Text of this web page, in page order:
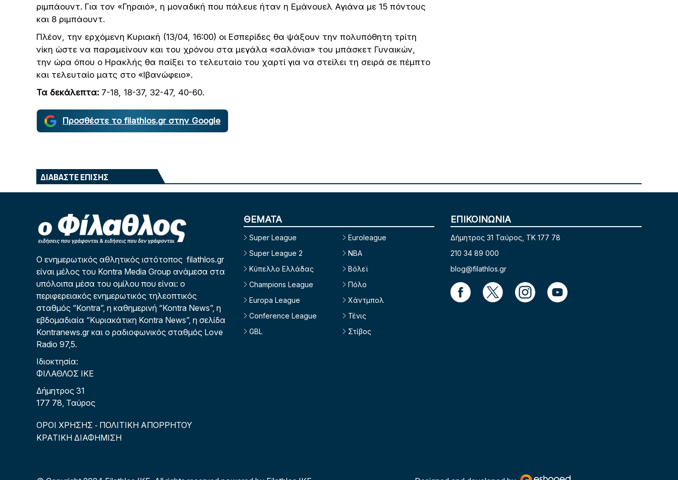
ριμπάουντ. Για τον «Γηραιό», η μοναδική που πάλευε ήταν η Εμάνουελ Αγιάνα με 15 πόντους
και 8 ριμπάουντ.
Πλέον, την ερχόμενη Κυριακή (13/04, 16:00) οι Εσπερίδες θα ψάξουν την πολυπόθητη τρίτη
νίκη ώστε να παραμείνουν και του χρόνου στα μεγάλα «σαλόνια» του μπάσκετ Γυναικών,
την ώρα όπου ο Ηρακλής θα παίξει το τελευταίο του χαρτί για να στείλει τη σειρά σε πέμπτο
και τελευταίο ματς στο «Ιβανώφειο».
Τα δεκάλεπτα: 7-18, 18-37, 32-47, 40-60.
Προσθέστε το filathlos.gr στην Google
ΔΙΑΒΑΣΤΕ ΕΠΙΣΗΣ
Ο ενημερωτικός αθλητικός ιστότοπος filathlos.gr
είναι μέλος του Kontra Media Group ανάμεσα στα
υπόλοιπα μέσα του ομίλου που είναι: ο
περιφερειακός ενημερωτικός τηλεοπτικός
σταθμός “Kontra”, η καθημερινή “Kontra News”, η
εβδομαδιαία “Κυριακάτικη Kontra News”, η σελίδα
Kontranews.gr και ο ραδιοφωνικός σταθμός Love
Radio 97,5.
Ιδιοκτησία:
ΦΙΛΑΘΛΟΣ ΙΚΕ
Δήμητρος 31
177 78, Ταύρος
ΟΡΟΙ ΧΡΗΣΗΣ - ΠΟΛΙΤΙΚΗ ΑΠΟΡΡΗΤΟΥ
ΚΡΑΤΙΚΗ ΔΙΑΦΗΜΙΣΗ
ΘΕΜΑΤΑ
Super League
Super League 2
Κύπελλο Ελλάδας
Champions League
Europa League
Conference League
GBL
Euroleague
NBA
Βόλεϊ
Πόλο
Χάντμπολ
Τένις
Στίβος
ΕΠΙΚΟΙΝΩΝΙΑ
Δήμητρος 31 Ταύρος, TK 177 78
210 34 89 000
blog@filathlos.gr